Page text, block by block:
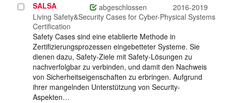
Projekt
auswählen
SALSA abgeschlossen
2016-2019
Living Safety&Security Cases for Cyber-Physical Systems
Certification
Safety Cases sind eine etablierte Methode in
Zertifizierungsprozessen eingebetteter Systeme. Sie
dienen dazu, Safety-Ziele mit Safety-Lösungen zu
nachverfolgbar zu verbinden, und damit den Nachweis
von Sicherheitseigenschaften zu erbringen. Aufgrund
ihrer mangelnden Unterstützung von Security-
Aspekten…